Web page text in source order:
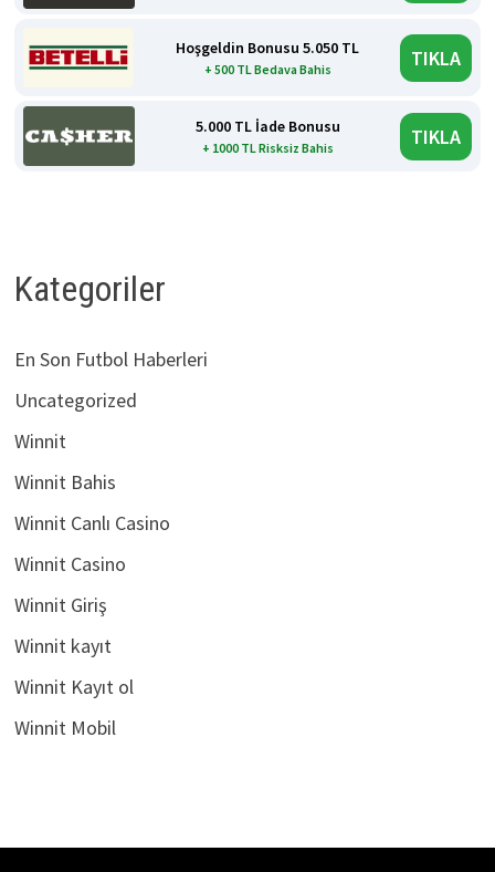
Hoşgeldin Bonusu 5.050 TL
+ 500 TL Bedava Bahis TIKLA
5.000 TL İade Bonusu
+ 1000 TL Risksiz Bahis TIKLA
Kategoriler
En Son Futbol Haberleri
Uncategorized
Winnit
Winnit Bahis
Winnit Canlı Casino
Winnit Casino
Winnit Giriş
Winnit kayıt
Winnit Kayıt ol
Winnit Mobil